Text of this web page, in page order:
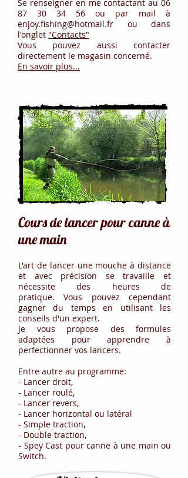
Se renseigner en me contactant au 06
87 30 34 56 ou par mail à
enjoy.fishing@hotmail.fr ou dans
l'onglet "Contacts"
Vous pouvez aussi contacter
directement le magasin concerné.
En savoir plus...
Cours de lancer pour canne à
une main
L'art de lancer une mouche à distance
et avec précision se travaille et
nécessite des heures de
pratique.Vous pouvez cependant
gagner du temps en utilisant les
conseils d'un expert.
Je vous propose des formules
adaptées pour apprendre à
perfectionner vos lancers.
Entre autre au programme:
- Lancer droit,
- Lancer roulé,
- Lancer revers,
- Lancer horizontal ou latéral
- Simple traction,
- Double traction,
- Spey Cast pour canne à une main ou
Switch.